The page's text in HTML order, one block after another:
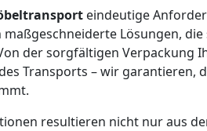
eindeutige
Lösungen,
der sorgfältigen Verpackung
Transports – wir garantieren,
resultieren nicht nur aus